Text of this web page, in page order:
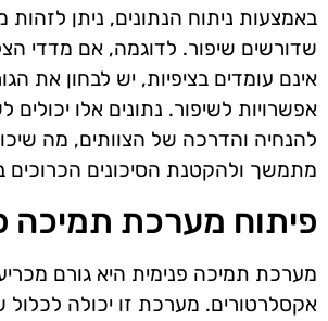
באמצעות ניתוח הנתונים, ניתן לזהות
שדורשים שיפור. לדוגמה, אם מדדי
אינם עומדים בציפיות, יש לבחון את
אפשרויות לשיפור. נתונים אלו
להנחיה והדרכה של הצוותים, מה
מתמשך ולהקטנת הסיכונים הכרוכים
פיתוח מערכת תמיכה
מערכת תמיכה פנימית היא גורם
אקסלרטורים. מערכת זו יכולה לכלול